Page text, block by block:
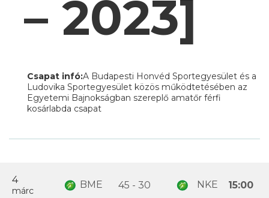
– 2023]
Csapat infó:A Budapesti Honvéd Sportegyesület és a
Ludovika Sportegyesület közös működtetésében az
Egyetemi Bajnokságban szereplő amatőr férfi
kosárlabda csapat
4
márc
BME 45 - 30 NKE 15:00